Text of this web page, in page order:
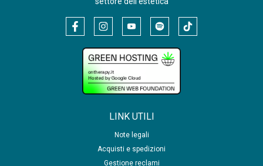
LINK UTILI
Note legali
Acquisti e spedizioni
Gestione reclami